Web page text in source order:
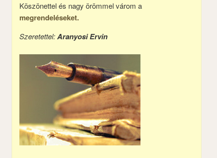
Köszönettel és nagy örömmel várom a
megrendeléseket.
Szeretettel:Aranyosi Ervin